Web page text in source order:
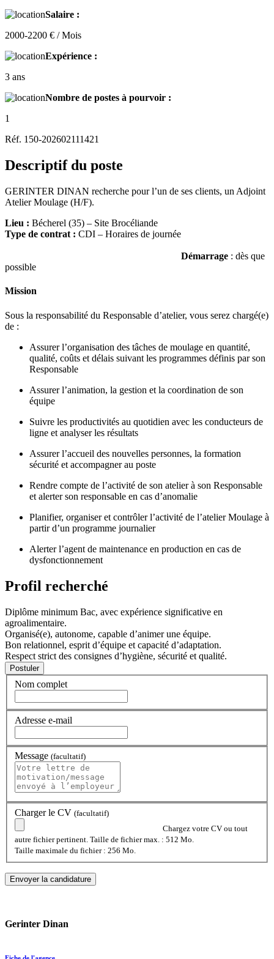
Salaire :
2000-2200 € / Mois
Expérience :
3 ans
Nombre de postes à pourvoir :
1
Réf. 150-202602111421
Descriptif du poste
GERINTER DINAN recherche pour l’un de ses clients, un Adjoint
Atelier Moulage (H/F).
Lieu : Bécherel (35) – Site Brocéliande
Type de contrat : CDI – Horaires de journée
Démarrage : dès que
possible
Mission
Sous la responsabilité du Responsable d’atelier, vous serez chargé(e)
de :
Assurer l’organisation des tâches de moulage en quantité,
qualité, coûts et délais suivant les programmes définis par son
Responsable
Assurer l’animation, la gestion et la coordination de son
équipe
Suivre les productivités au quotidien avec les conducteurs de
ligne et analyser les résultats
Assurer l’accueil des nouvelles personnes, la formation
sécurité et accompagner au poste
Rendre compte de l’activité de son atelier à son Responsable
et alerter son responsable en cas d’anomalie
Planifier, organiser et contrôler l’activité de l’atelier Moulage à
partir d’un programme journalier
Alerter l’agent de maintenance en production en cas de
dysfonctionnement
Profil recherché
Diplôme minimum Bac, avec expérience significative en
agroalimentaire.
Organisé(e), autonome, capable d’animer une équipe.
Bon relationnel, esprit d’équipe et capacité d’adaptation.
Respect strict des consignes d’hygiène, sécurité et qualité.
Nom complet
Adresse e-mail
Message (facultatif)
Charger le CV (facultatif)
Chargez votre CV ou tout
autre fichier pertinent. Taille de fichier max. : 512 Mo.
Taille maximale du fichier : 256 Mo.
Gerinter Dinan